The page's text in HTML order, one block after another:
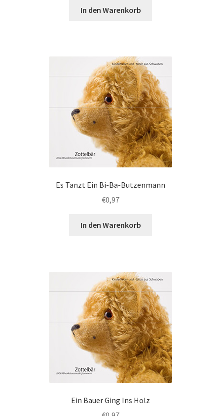
In den Warenkorb
Es Tanzt Ein Bi-Ba-Butzenmann
€0,97
In den Warenkorb
Ein Bauer Ging Ins Holz